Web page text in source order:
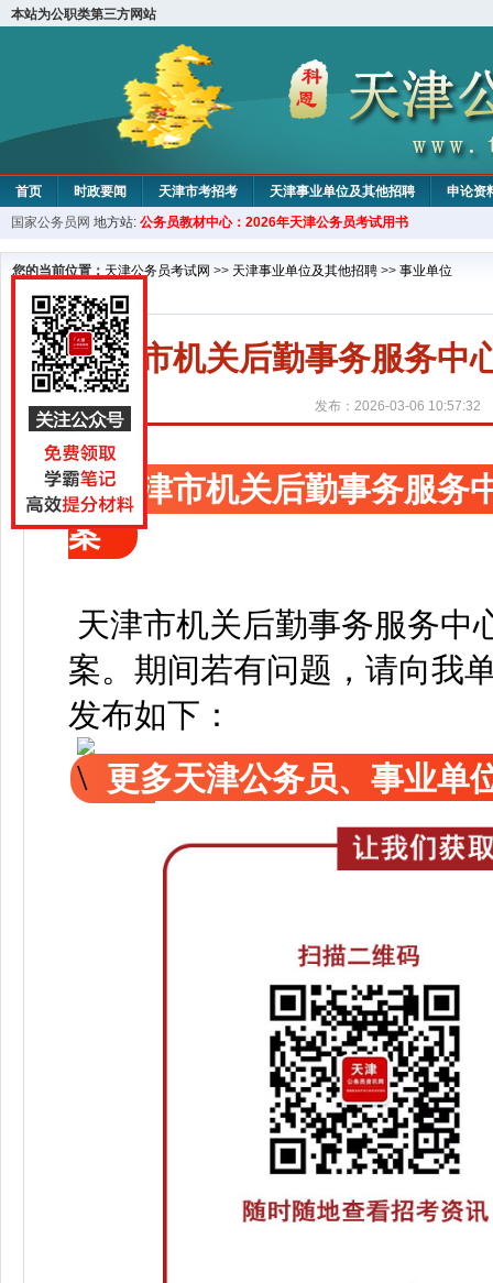
本站为公职类第三方网站
首页 时政要闻 天津市考招考 天津事业单位及其他招聘 申论资
教材中心
国家公务员网 地方站: 公务员教材中心：2026年天津公务员考试用书
您的当前位置： 天津公务员考试网 >> 天津事业单位及其他招聘 >> 事业单位
天津市机关后勤事务服务中
发布：2026-03-06 10:57:32
天津市机关后勤事务服务
案
天津市机关后勤事务服务中
案。 期间若有问题，请向我
发布如下：
更多天津公务员、事业单